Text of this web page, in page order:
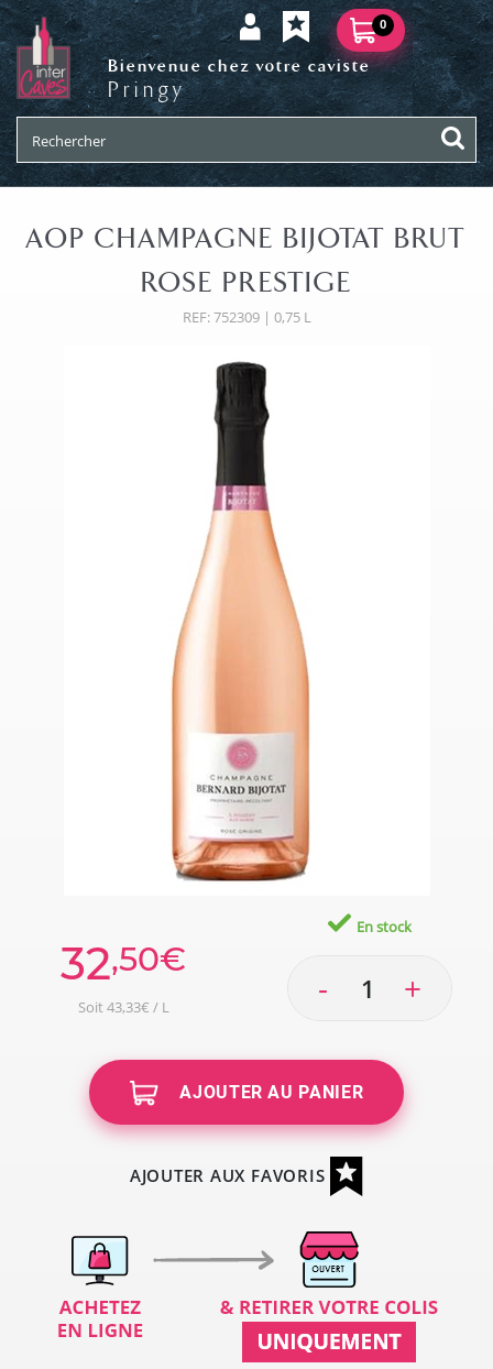
0
Bienvenue chez votre caviste
Pringy
AOP CHAMPAGNE BIJOTAT BRUT
ROSE PRESTIGE
REF: 752309 | 0,75 L
32,50€
Soit 43,33€ / L
En stock
- +
AJOUTER AU PANIER
AJOUTER AUX FAVORIS